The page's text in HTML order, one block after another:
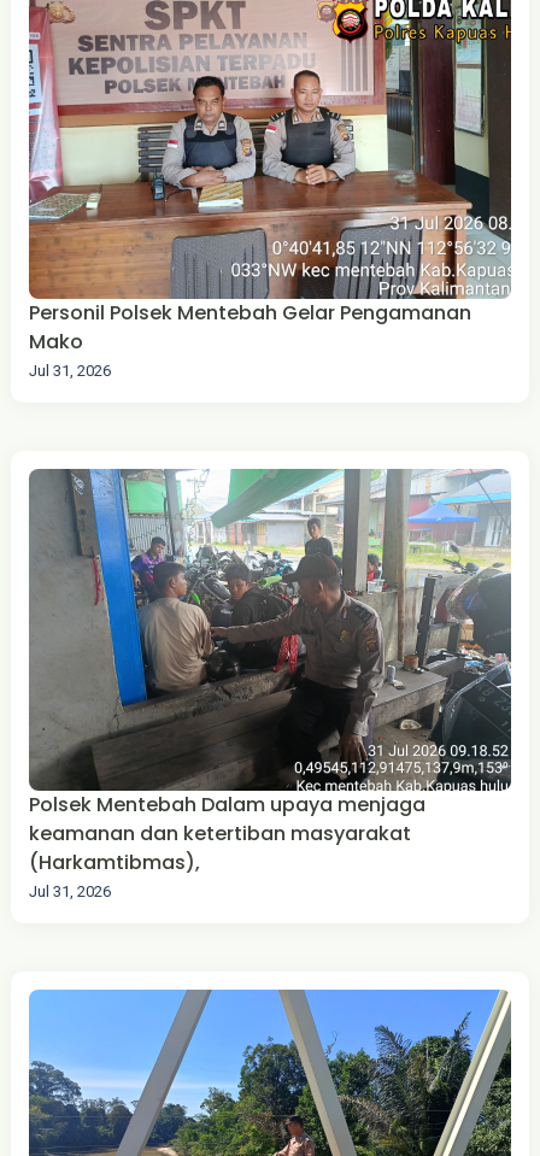
Personil Polsek Mentebah Gelar Pengamanan
Mako
Jul 31, 2026
Polsek Mentebah Dalam upaya menjaga
keamanan dan ketertiban masyarakat
(Harkamtibmas),
Jul 31, 2026